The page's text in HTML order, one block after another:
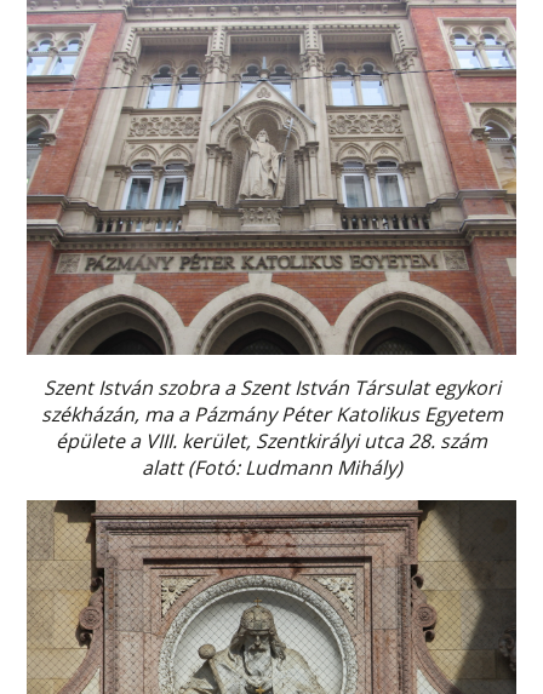
Szent István szobra a Szent István Társulat egykori
székházán, ma a Pázmány Péter Katolikus Egyetem
épülete a VIII. kerület, Szentkirályi utca 28. szám
alatt (Fotó: Ludmann Mihály)